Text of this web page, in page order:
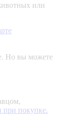
или
Но вы можете
при покупке.